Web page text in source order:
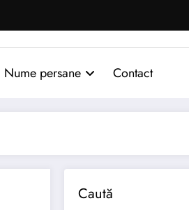
Nume persane Contact
Caută